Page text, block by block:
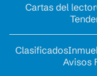
Cartas del lector
Clasificados
Avisos